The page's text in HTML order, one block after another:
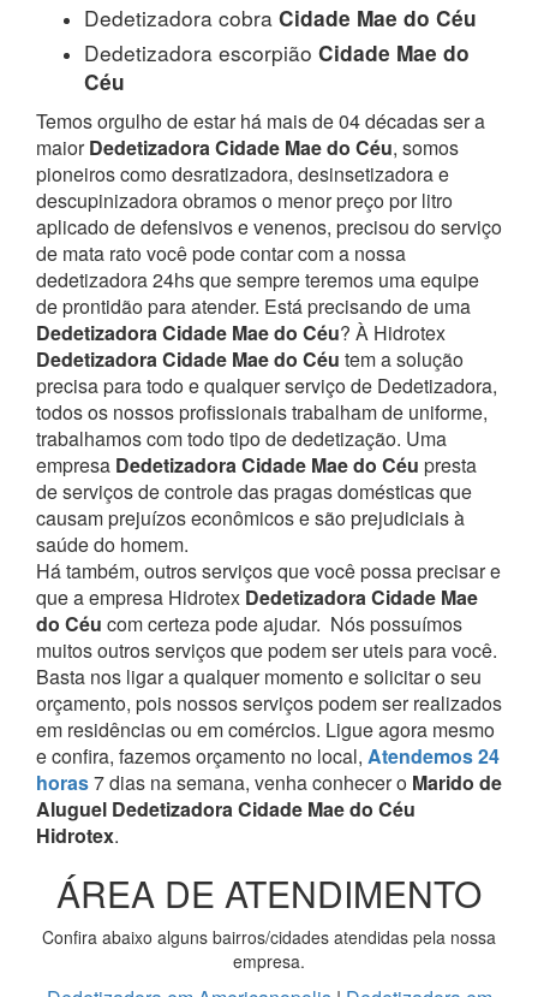
Dedetizadora cobra Cidade Mae do Céu
Dedetizadora escorpião Cidade Mae do
Céu
Temos orgulho de estar há mais de 04 décadas ser a
maiorDedetizadora Cidade Mae do Céu, somos
pioneiros como desratizadora, desinsetizadora e
descupinizadora obramos o menor preço por litro
aplicado de defensivos e venenos, precisou do serviço
de mata rato você pode contar com a nossa
dedetizadora 24hs que sempre teremos uma equipe
de prontidão para atender. Está precisando de uma
Dedetizadora Cidade Mae do Céu? À Hidrotex
Dedetizadora Cidade Mae do Céu tem a solução
precisa para todo e qualquer serviço de Dedetizadora,
todos os nossos profissionais trabalham de uniforme,
trabalhamos com todo tipo de dedetização. Uma
empresa Dedetizadora Cidade Mae do Céu presta
de serviços de controle das pragas domésticas que
causam prejuízos econômicos e são prejudiciais à
saúde do homem.
Há também, outros serviços que você possa precisar e
que a empresa Hidrotex Dedetizadora Cidade Mae
do Céu com certeza pode ajudar. Nós possuímos
muitos outros serviços que podem ser uteis para você.
Basta nos ligar a qualquer momento e solicitar o seu
orçamento, pois nossos serviços podem ser realizados
em residências ou em comércios. Ligue agora mesmo
e confira, fazemos orçamento no local, Atendemos 24
horas7 dias na semana, venha conhecer o Marido de
Aluguel Dedetizadora Cidade Mae do Céu
Hidrotex.
ÁREA DE ATENDIMENTO
Confira abaixo alguns bairros/cidades atendidas pela nossa
empresa.